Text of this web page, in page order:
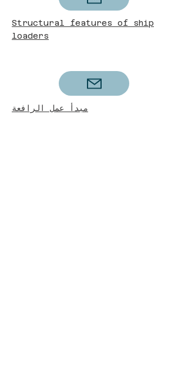
Structural features of ship
loaders
مبدأ عمل الرافعة